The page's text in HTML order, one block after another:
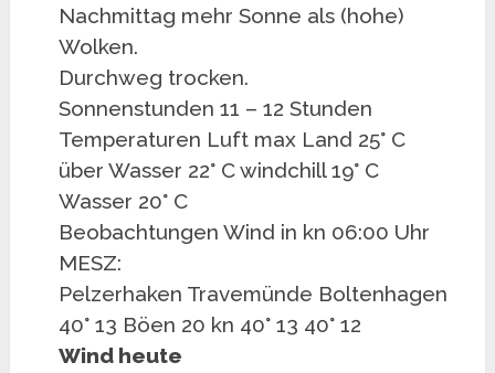
Nachmittag mehr Sonne als (hohe)
Wolken.
Durchweg trocken.
Sonnenstunden 11 – 12 Stunden
Temperaturen Luft max Land 25° C
über Wasser 22° C windchill 19° C
Wasser 20° C
Beobachtungen Wind in kn 06:00 Uhr
MESZ:
Pelzerhaken Travemünde Boltenhagen
40° 13 Böen 20 kn 40° 13 40° 12
Wind heute